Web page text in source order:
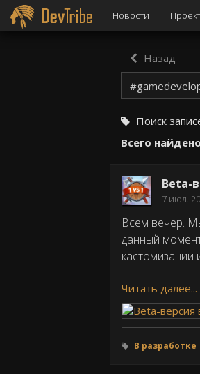
Новости
Назад
Поиск
Всего
Beta-
Дата
7 июл.
Всем вечер.
данный
кастомизации
Читать далее...
В разработке